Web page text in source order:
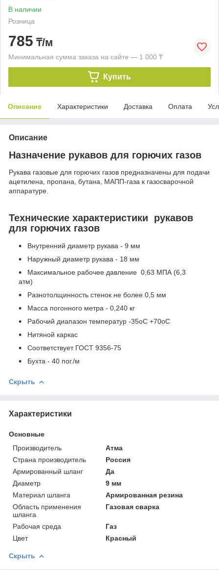
В наличии
Розница
785 ₸/м
Минимальная сумма заказа на сайте — 1 000 ₸
Купить
Описание Характеристики Доставка Оплата
Описание
Назначение рукавов для горючих газов
Рукава газовые для горючих газов предназначены для подачи
ацетилена, пропана, бутана, МАПП-газа к газосварочной
аппаратуре.
Технические характеристики рукавов
для горючих газов
Внутренний диаметр рукава - 9 мм
Наружный диаметр рукава - 18 мм
Максимальное рабочее давление 0,63 МПА (6,3
атм)
Разнотолщинность стенок не более 0,5 мм
Масса погонного метра - 0,240 кг
Рабочий диапазон температур -35оС +70оС
Нитяной каркас
Соответствует ГОСТ 9356-75
Бухта - 40 пог./м
Скрыть
Характеристики
Основные
Производитель
Атма
Страна производитель
Россия
Армированный шланг
Да
Диаметр
9 мм
Материал шланга
Армированная резина
Область применения
шланга
Газовая сварка
Рабочая среда
Газ
Цвет
Красный
Скрыть